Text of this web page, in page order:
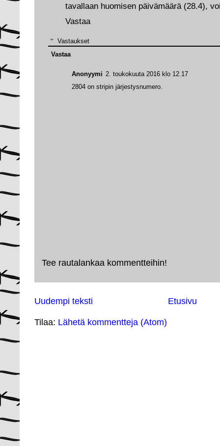
tavallaan huomisen päivämäärä (28.4),
Vastaa
Vastaukset
Anonyymi 2. toukokuuta 2016 klo 12.17
2804 on stripin järjestysnumero.
Vastaa
Tee rautalankaa kommentteihin!
Uudempi teksti Etusivu
Tilaa: Lähetä kommentteja (Atom)